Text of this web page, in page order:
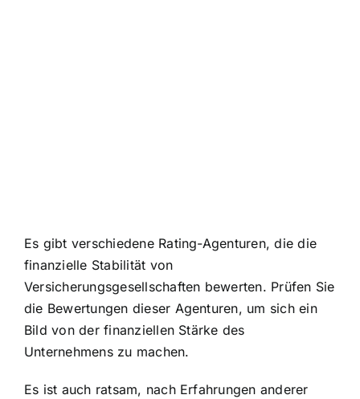
Es gibt verschiedene Rating-Agenturen, die die
finanzielle Stabilität von
Versicherungsgesellschaften bewerten. Prüfen Sie
die Bewertungen dieser Agenturen, um sich ein
Bild von der finanziellen Stärke des
Unternehmens zu machen.
Es ist auch ratsam, nach Erfahrungen anderer